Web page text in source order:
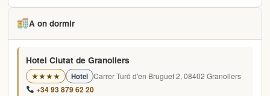
A on dormir
Hotel Ciutat de Granollers
★★★★ Hotel Carrer Turó d'en Bruguet 2, 08402 Granollers
+34 93 879 62 20